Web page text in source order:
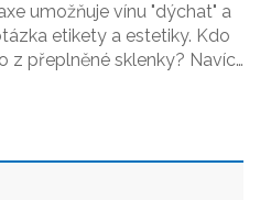
umožňuje vínu "dýchat" a
etikety a estetiky. Kdo
z přeplněné sklenky? Navíc
- polovina je více než